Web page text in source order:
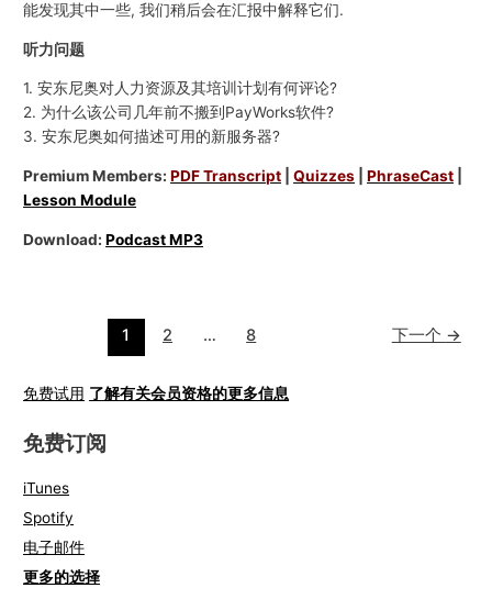
能发现其中一些, 我们稍后会在汇报中解释它们.
听力问题
1. 安东尼奥对人力资源及其培训计划有何评论?
2. 为什么该公司几年前不搬到PayWorks软件?
3. 安东尼奥如何描述可用的新服务器?
Premium Members:PDF Transcript |Quizzes |PhraseCast
Lesson Module
Download:Podcast MP3
1 2 … 8 下一个 →
免费试用 了解有关会员资格的更多信息
免费订阅
iTunes
Spotify
电子邮件
更多的选择